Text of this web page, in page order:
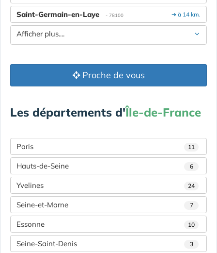
➔ à 14 km.
Saint-Germain-en-Laye - 78100
Afficher plus....
Proche de vous
Les départements d'Île-de-France
Paris 11
Hauts-de-Seine 6
Yvelines 24
Seine-et-Marne 7
Essonne 10
Seine-Saint-Denis 3